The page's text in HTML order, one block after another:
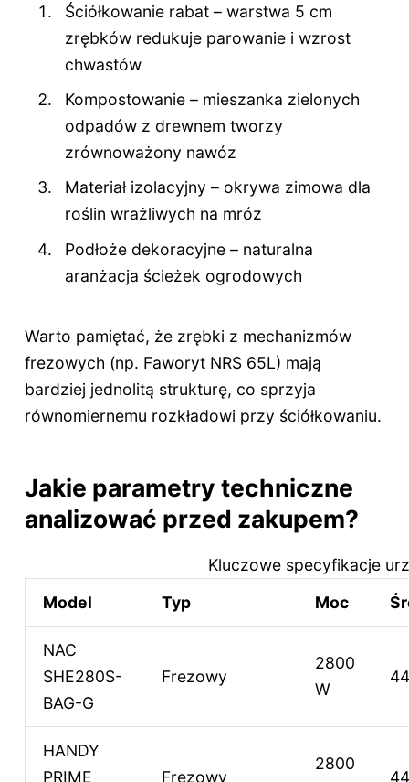
Ściółkowanie rabat – warstwa 5 cm
zrębków redukuje parowanie i wzrost
chwastów
Kompostowanie – mieszanka zielonych
odpadów z drewnem tworzy
zrównoważony nawóz
Materiał izolacyjny – okrywa zimowa dla
roślin wrażliwych na mróz
Podłoże dekoracyjne – naturalna
aranżacja ścieżek ogrodowych
Warto pamiętać, że zrębki z mechanizmów
frezowych (np. Faworyt NRS 65L) mają
bardziej jednolitą strukturę, co sprzyja
równomiernemu rozkładowi przy ściółkowaniu.
Jakie parametry techniczne
analizować przed zakupem?
Kluczowe specyfikacje
Model
Typ Moc
NAC
SHE280S-
BAG-G
Frezowy
2800
W
HANDY
PRIME
Frezowy
2800